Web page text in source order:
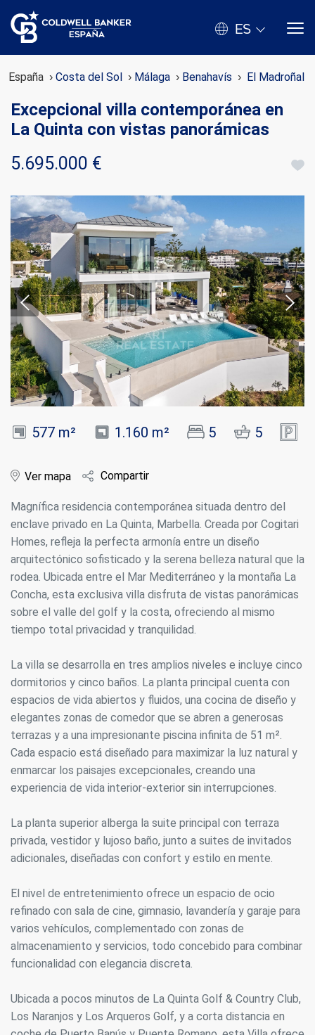
ES
España Costa del Sol Málaga Benahavís El Madroñal
Excepcional villa contemporánea en
La Quinta con vistas panorámicas
5.695.000 €
577 m² 1.160 m² 5 5
Ver mapa Compartir
Magnífica residencia contemporánea situada dentro del
enclave privado en La Quinta, Marbella. Creada por Cogitari
Homes, refleja la perfecta armonía entre un diseño
arquitectónico sofisticado y la serena belleza natural que la
rodea. Ubicada entre el Mar Mediterráneo y la montaña La
Concha, esta exclusiva villa disfruta de vistas panorámicas
sobre el valle del golf y la costa, ofreciendo al mismo
tiempo total privacidad y tranquilidad.
La villa se desarrolla en tres amplios niveles e incluye cinco
dormitorios y cinco baños. La planta principal cuenta con
espacios de vida abiertos y fluidos, una cocina de diseño y
elegantes zonas de comedor que se abren a generosas
terrazas y a una impresionante piscina infinita de 51 m².
Cada espacio está diseñado para maximizar la luz natural y
enmarcar los paisajes excepcionales, creando una
experiencia de vida interior-exterior sin interrupciones.
La planta superior alberga la suite principal con terraza
privada, vestidor y lujoso baño, junto a suites de invitados
adicionales, diseñadas con confort y estilo en mente.
El nivel de entretenimiento ofrece un espacio de ocio
refinado con sala de cine, gimnasio, lavandería y garaje para
varios vehículos, complementado con zonas de
almacenamiento y servicios, todo concebido para combinar
funcionalidad con elegancia discreta.
Ubicada a pocos minutos de La Quinta Golf & Country Club,
Los Naranjos y Los Arqueros Golf, y a corta distancia en